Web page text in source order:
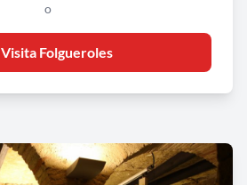
o
Visita Folgueroles